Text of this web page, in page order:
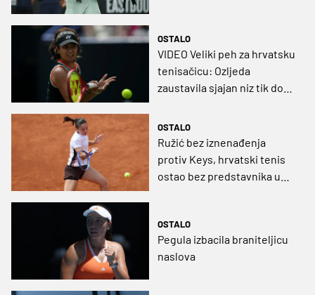
OSTALO
VIDEO Veliki peh za hrvatsku
tenisačicu: Ozljeda
zaustavila sjajan niz tik do
OSTALO
Ružić bez iznenađenja
protiv Keys, hrvatski tenis
ostao bez predstavnika u
OSTALO
Pegula izbacila braniteljicu
naslova